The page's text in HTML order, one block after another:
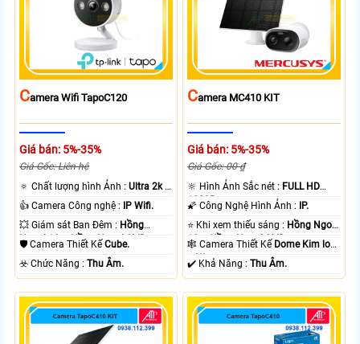
CAmera Wifi TapoC120
Giá bán: 5%-35%
Giá Gốc: Liên hệ
🔅 Chất lượng hình Ảnh :Ultra 2k +
.
👍 Camera Công nghệ :
IP Wifi.
💥 Giám sát Ban Đêm : Hồng
Ngoại 10m Hồng Ngoại SMD.
🛡 Camera Thiết KếCube.
️☣️ Chức Năng :Thu Âm.
CAmera MC410 KIT
Giá bán: 5%-35%
Giá Gốc: 00 ₫
🔆 Hình Ảnh Sắc nét : FULL HD
1080P .
🌠 Công Nghệ Hình Ảnh :
IP.
⭐ Khi xem thiếu sáng : Hồng Ngoại
10m Hồng Ngoại SMD.
🕸️ Camera Thiết Kế Dome Kim loại
+ Nhựa.
️✔️ Khả Năng :Thu Âm.